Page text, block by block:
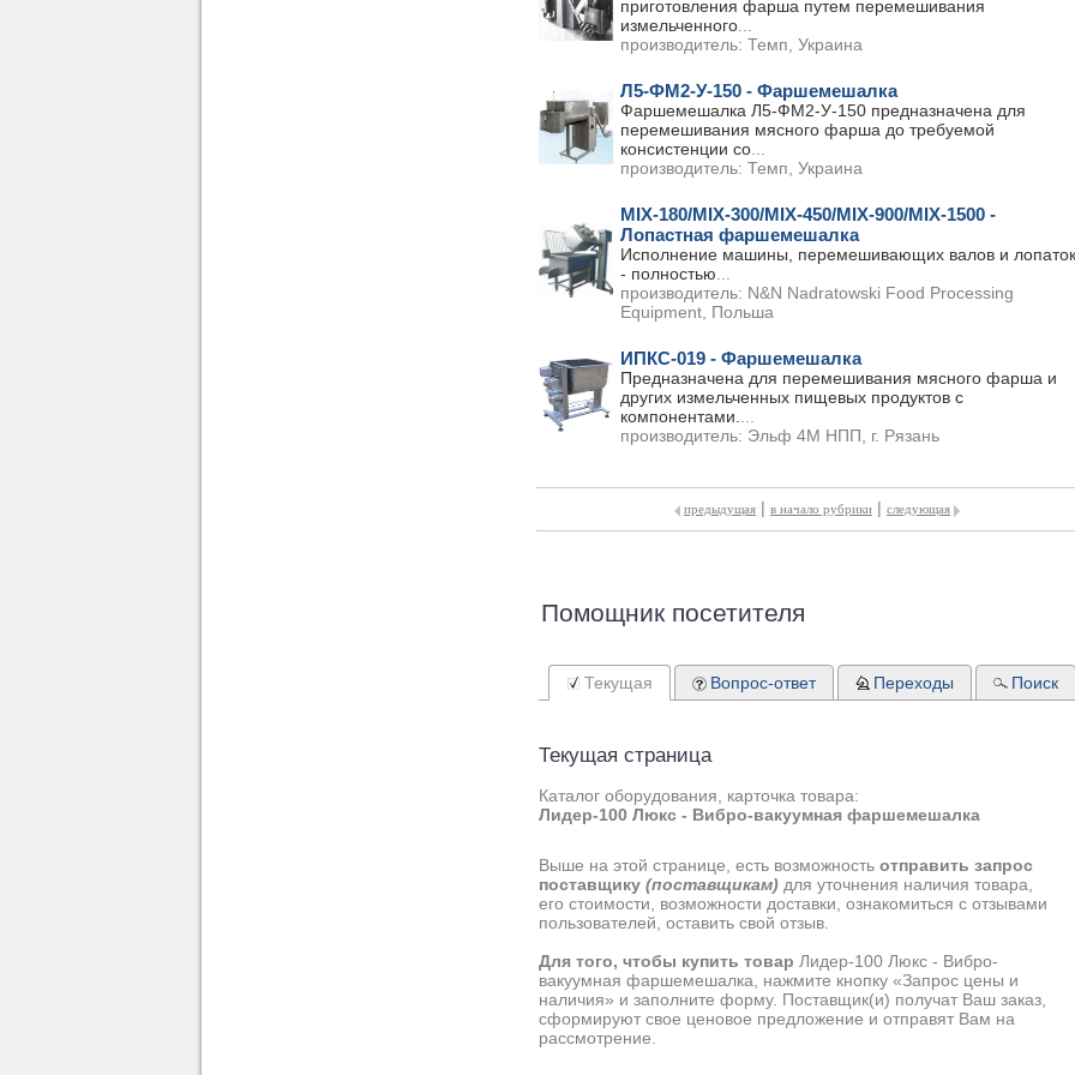
приготовления фарша путем перемешивания
измельченного
производитель: Темп, Украина
Л5-ФМ2-У-150 - Фаршемешалка
Фаршемешалка Л5-ФМ2-У-150 предназначена для
перемешивания мясного фарша до требуемой
консистенции со
производитель: Темп, Украина
MIX-180/MIX-300/MIX-450/MIX-900/MIX-1500 -
Лопастная фаршемешалка
Исполнение машины, перемешивающих валов и лопаток
- полностью
производитель: N&N Nadratowski Food Processing
Equipment, Польша
ИПКС-019 - Фаршемешалка
Предназначена для перемешивания мясного фарша и
других измельченных пищевых продуктов с
компонентами.
производитель: Эльф 4М НПП, г. Рязань
предыдущая | в начало рубрики | следующая
Помощник посетителя
Текущая
Текущая страница
Каталог оборудования, карточка товара:
Лидер-100 Люкс - Вибро-вакуумная фаршемешалка
Выше на этой странице, есть возможность отправить запрос
поставщику (поставщикам) для уточнения наличия товара,
его стоимости, возможности доставки, ознакомиться с отзывами
пользователей, оставить свой отзыв.
Для того, чтобы купить товар Лидер-100 Люкс - Вибро-
вакуумная фаршемешалка, нажмите кнопку «Запрос цены и
наличия» и заполните форму. Поставщик(и) получат Ваш заказ,
сформируют свое ценовое предложение и отправят Вам на
рассмотрение.
Вопрос-ответ Переходы Поиск